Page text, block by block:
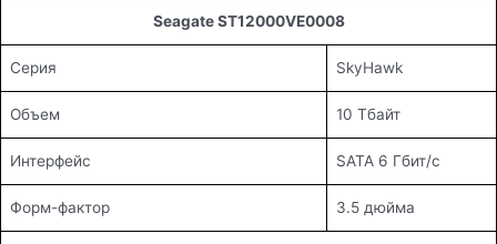
Seagate ST12000VE0008
Серия SkyHawk
Объем 10 Тбайт
Интерфейс SATA 6 Гбит/с
Форм-фактор 3.5 дюйма